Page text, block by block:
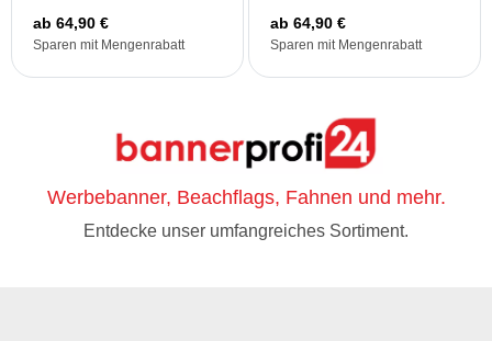
ab 64,90 €
Sparen mit Mengenrabatt
ab 64,90 €
Sparen mit Mengenrabatt
Werbebanner, Beachflags, Fahnen und mehr.
Entdecke unser umfangreiches Sortiment.